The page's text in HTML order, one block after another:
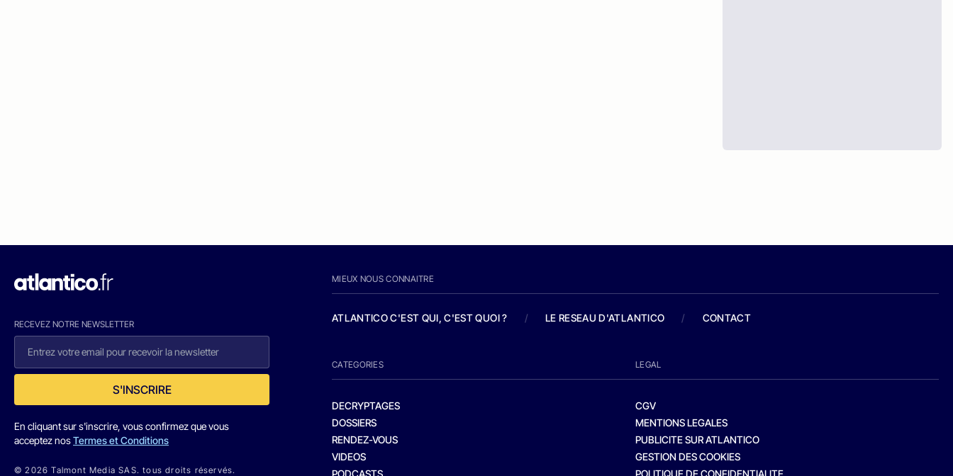
RECEVEZ NOTRE NEWSLETTER
S'INSCRIRE
En cliquant sur s'inscrire, vous confirmez que vous
acceptez nosTermes et Conditions
© 2026 Talmont Media SAS. tous droits réservés.
MIEUX NOUS CONNAITRE
ATLANTICO C'EST QUI, C'EST QUOI ? / LE RESEAU D'ATLANTICO / CONTACT
CATEGORIES
DECRYPTAGES
DOSSIERS
RENDEZ-VOUS
VIDEOS
PODCASTS
LEGAL
CGV
MENTIONS LEGALES
PUBLICITE SUR ATLANTICO
GESTION DES COOKIES
POLITIQUE DE CONFIDENTIALITE